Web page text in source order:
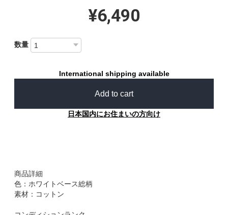
¥6,490
数量
International shipping available
Add to cart
日本国内にお住まいの方向け
商品詳細
色：ホワイトベース総柄
素材：コットン